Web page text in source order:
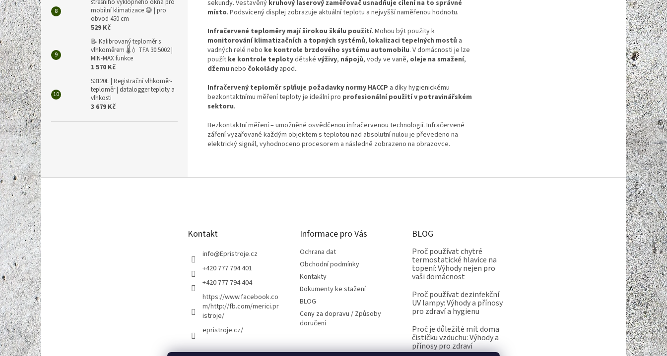
střešního výklopného okna pro
mobilní klimatizace 😅 | pro
obvod 450 cm
529 Kč
📝 Kalibrovaný teploměr s
vlhkoměrem 🌡️💧 TFA 30.5002 |
MIN-MAX funkce
1 570 Kč
S3120E | Registrační vlhkoměr-
teploměr | datalogger teploty a
vlhkosti
3 679 Kč
sekundy. Vestavěný kruhový laserový zaměřovač usnadňuje cílení na to správné
místo. Podsvícený displej zobrazuje aktuální teplotu a nejvyšší naměřenou hodnotu.
Infračervené teploměry mají širokou škálu použití. Mohou být použity k
monitorování klimatizačních a topných systémů, lokalizaci tepelných mostů a
vadných relé nebo ke kontrole brzdového systému automobilu. V domácnosti je lze
použít ke kontrole teplotydětské výživy, nápojů, vody ve vaně, oleje na smažení,
džemu nebo čokolády apod..
Infračervený teploměr splňuje požadavky normy HACCP a díky hygienickému
bezkontaktnímu měření teploty je ideální pro profesionální použití v potravinářském
sektoru.
Bezkontaktní měření – umožněné osvědčenou infračervenou technologií. Infračervené
záření vyzařované každým objektem s teplotou nad absolutní nulou je převedeno na
elektrický signál, vyhodnoceno procesorem a následně zobrazeno na obrazovce.
Z
á
p
a
t
í Kontakt
info@Epristroje.cz
+420 777 794 401
+420 777 794 404
https://www.facebook.co
m/http://fb.com/merici.pr
istroje/
epristroje.cz/
Informace pro Vás
Ochrana dat
Obchodní podmínky
Kontakty
Dokumenty ke stažení
BLOG
Ceny za dopravu / Způsoby
doručení
BLOG
Proč používat chytré
termostatické hlavice na
topení: Výhody nejen pro
vaši domácnost
Proč používat dezinfekční
UV lampy: Výhody a přínosy
pro zdraví a hygienu
Proč je důležité mít doma
čističku vzduchu: Výhody a
přínosy pro zdraví